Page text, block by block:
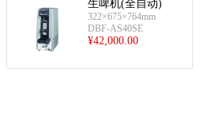
生啤机(全自动)
322×675×764mm
DBF-AS40SE
¥42,000.00